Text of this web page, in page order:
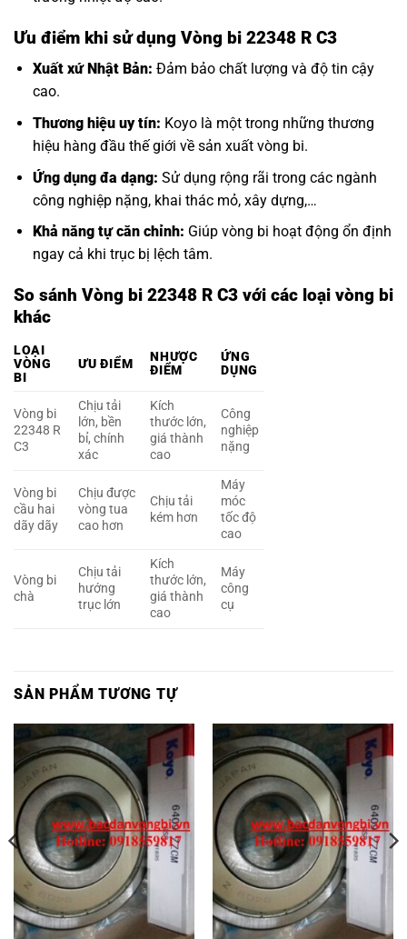
Ưu điểm khi sử dụng Vòng bi 22348 R C3
Xuất xứ Nhật Bản: Đảm bảo chất lượng và độ tin cậy
cao.
Thương hiệu uy tín: Koyo là một trong những thương
hiệu hàng đầu thế giới về sản xuất vòng bi.
Ứng dụng đa dạng: Sử dụng rộng rãi trong các ngành
công nghiệp nặng, khai thác mỏ, xây dựng,…
Khả năng tự căn chỉnh: Giúp vòng bi hoạt động ổn định
ngay cả khi trục bị lệch tâm.
So sánh Vòng bi 22348 R C3 với các loại vòng bi
khác
LOẠI
VÒNG
BI
ƯU ĐIỂM
NHƯỢC
ĐIỂM
ỨNG
DỤNG
Vòng bi
22348 R
C3
Chịu tải
lớn, bền
bỉ, chính
xác
Kích
thước lớn,
giá thành
cao
Công
nghiệp
nặng
Vòng bi
cầu hai
dãy dãy
Chịu được
vòng tua
cao hơn
Chịu tải
kém hơn
Máy
móc
tốc độ
cao
Vòng bi
chà
Chịu tải
hướng
trục lớn
Kích
thước lớn,
giá thành
cao
Máy
công
cụ
SẢN PHẨM TƯƠNG TỰ